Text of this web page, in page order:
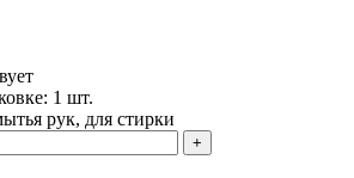
1 шт.
рук, для стирки